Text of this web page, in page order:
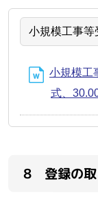
小規模工事等
小規模工
式、
8 登録の取